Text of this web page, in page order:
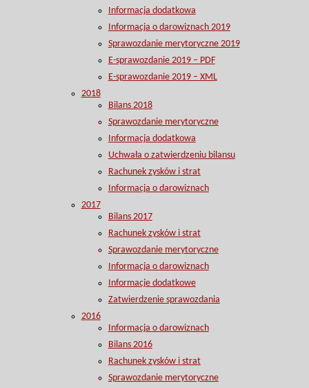
Informacja dodatkowa
Informacja o darowiznach 2019
Sprawozdanie merytoryczne 2019
E-sprawozdanie 2019 – PDF
E-sprawozdanie 2019 – XML
2018
Bilans 2018
Sprawozdanie merytoryczne
Informacja dodatkowa
Uchwała o zatwierdzeniu bilansu
Rachunek zysków i strat
Informacja o darowiznach
2017
Bilans 2017
Rachunek zysków i strat
Sprawozdanie merytoryczne
Informacja o darowiznach
Informacje dodatkowe
Zatwierdzenie sprawozdania
2016
Informacja o darowiznach
Bilans 2016
Rachunek zysków i strat
Sprawozdanie merytoryczne